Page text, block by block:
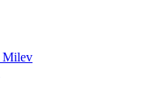
Milev